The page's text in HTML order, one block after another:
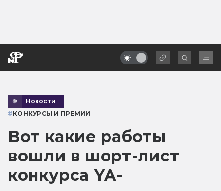
Новости
#КОНКУРСЫ И ПРЕМИИ
Вот какие работы
вошли в шорт-лист
конкурса YA-